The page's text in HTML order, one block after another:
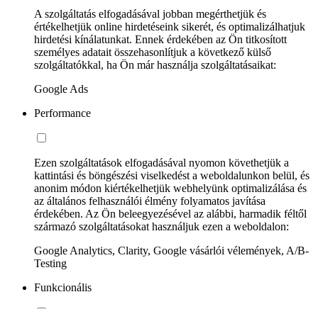
A szolgáltatás elfogadásával jobban megérthetjük és
értékelhetjük online hirdetéseink sikerét, és optimalizálhatjuk
hirdetési kínálatunkat. Ennek érdekében az Ön titkosított
személyes adatait összehasonlítjuk a következő külső
szolgáltatókkal, ha Ön már használja szolgáltatásaikat:
Google Ads
Performance
Ezen szolgáltatások elfogadásával nyomon követhetjük a
kattintási és böngészési viselkedést a weboldalunkon belül, és
anonim módon kiértékelhetjük webhelyünk optimalizálása és
az általános felhasználói élmény folyamatos javítása
érdekében. Az Ön beleegyezésével az alábbi, harmadik féltől
származó szolgáltatásokat használjuk ezen a weboldalon:
Google Analytics, Clarity, Google vásárlói vélemények, A/B-
Testing
Funkcionális